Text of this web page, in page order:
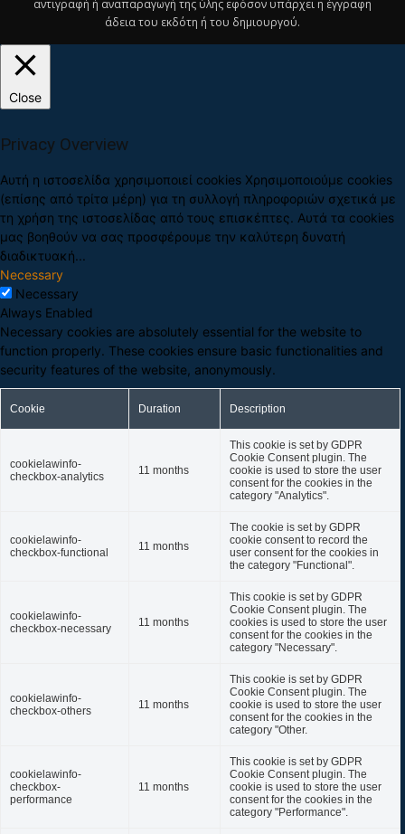
αντιγραφή ή αναπαραγωγή της ύλης εφόσον υπάρχει η έγγραφη
άδεια του εκδότη ή του δημιουργού.
Close
Privacy Overview
Αυτή η ιστοσελίδα χρησιμοποιεί cookies Χρησιμοποιούμε cookies
(επίσης από τρίτα μέρη) για τη συλλογή πληροφοριών σχετικά με
τη χρήση της ιστοσελίδας από τους επισκέπτες. Αυτά τα cookies
μας βοηθούν να σας προσφέρουμε την καλύτερη δυνατή
διαδικτυακή...
Necessary
Necessary
Always Enabled
Necessary cookies are absolutely essential for the website to
function properly. These cookies ensure basic functionalities and
security features of the website, anonymously.
Cookie Duration Description
cookielawinfo-
checkbox-analytics
11 months
This cookie is set by GDPR
Cookie Consent plugin. The
cookie is used to store the user
consent for the cookies in the
category "Analytics".
cookielawinfo-
checkbox-functional
11 months
The cookie is set by GDPR
cookie consent to record the
user consent for the cookies in
the category "Functional".
cookielawinfo-
checkbox-necessary
11 months
This cookie is set by GDPR
Cookie Consent plugin. The
cookies is used to store the user
consent for the cookies in the
category "Necessary".
cookielawinfo-
checkbox-others
11 months
This cookie is set by GDPR
Cookie Consent plugin. The
cookie is used to store the user
consent for the cookies in the
category "Other.
cookielawinfo-
checkbox-
performance
11 months
This cookie is set by GDPR
Cookie Consent plugin. The
cookie is used to store the user
consent for the cookies in the
category "Performance".